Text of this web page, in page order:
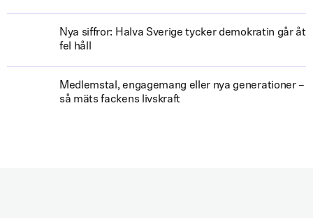
Nya siffror: Halva Sverige tycker demokratin går åt
fel håll
Medlemstal, engagemang eller nya generationer –
så mäts fackens livskraft